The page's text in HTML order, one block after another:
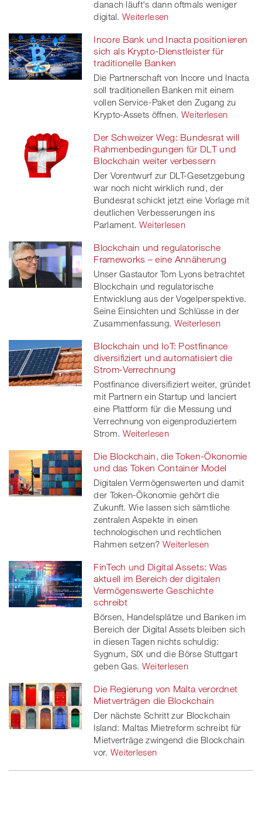
danach läuft's dann oftmals weniger
digital. Weiterlesen
Incore Bank und Inacta positionieren
sich als Krypto-Dienstleister für
traditionelle Banken
Die Partnerschaft von Incore und Inacta
soll traditionellen Banken mit einem
vollen Service-Paket den Zugang zu
Krypto-Assets öffnen. Weiterlesen
Der Schweizer Weg: Bundesrat will
Rahmenbedingungen für DLT und
Blockchain weiter verbessern
Der Vorentwurf zur DLT-Gesetzgebung
war noch nicht wirklich rund, der
Bundesrat schickt jetzt eine Vorlage mit
deutlichen Verbesserungen ins
Parlament. Weiterlesen
Blockchain und regulatorische
Frameworks – eine Annäherung
Unser Gastautor Tom Lyons betrachtet
Blockchain und regulatorische
Entwicklung aus der Vogelperspektive.
Seine Einsichten und Schlüsse in der
Zusammenfassung. Weiterlesen
Blockchain und IoT: Postfinance
diversifiziert und automatisiert die
Strom-Verrechnung
Postfinance diversifiziert weiter, gründet
mit Partnern ein Startup und lanciert
eine Plattform für die Messung und
Verrechnung von eigenproduziertem
Strom. Weiterlesen
Die Blockchain, die Token-Ökonomie
und das Token Container Model
Digitalen Vermögenswerten und damit
der Token-Ökonomie gehört die
Zukunft. Wie lassen sich sämtliche
zentralen Aspekte in einen
technologischen und rechtlichen
Rahmen setzen? Weiterlesen
FinTech und Digital Assets: Was
aktuell im Bereich der digitalen
Vermögenswerte Geschichte
schreibt
Börsen, Handelsplätze und Banken im
Bereich der Digital Assets bleiben sich
in diesen Tagen nichts schuldig:
Sygnum, SIX und die Börse Stuttgart
geben Gas. Weiterlesen
Die Regierung von Malta verordnet
Mietverträgen die Blockchain
Der nächste Schritt zur Blockchain
Island: Maltas Mietreform schreibt für
Mietverträge zwingend die Blockchain
vor. Weiterlesen